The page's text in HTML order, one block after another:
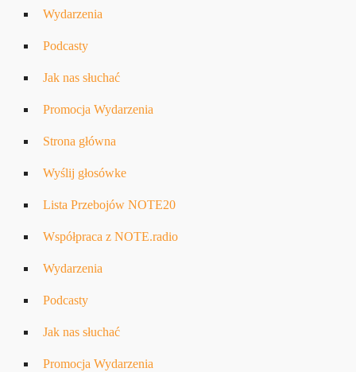
Wydarzenia
Podcasty
Jak nas słuchać
Promocja Wydarzenia
Strona główna
Wyślij głosówke
Lista Przebojów NOTE20
Współpraca z NOTE.radio
Wydarzenia
Podcasty
Jak nas słuchać
Promocja Wydarzenia